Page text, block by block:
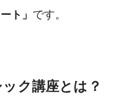
ト」 です。
ク講座とは？